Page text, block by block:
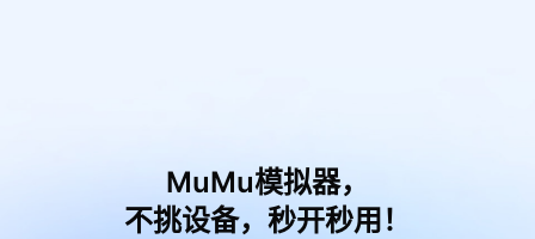
MuMu模拟器，
不挑设备，秒开秒用！